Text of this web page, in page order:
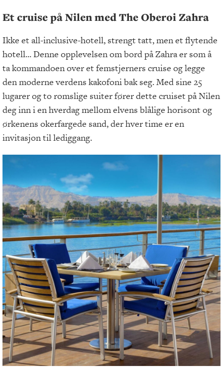
Et cruise på Nilen med The Oberoi Zahra
Ikke et all-inclusive-hotell, strengt tatt, men et flytende
hotell... Denne opplevelsen om bord på Zahra er som å
ta kommandoen over et femstjerners cruise og legge
den moderne verdens kakofoni bak seg. Med sine 25
lugarer og to romslige suiter fører dette cruiset på Nilen
deg inn i en hverdag mellom elvens blålige horisont og
ørkenens okerfargede sand, der hver time er en
invitasjon til lediggang.